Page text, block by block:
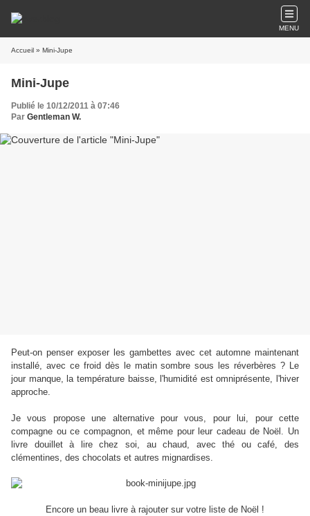
MENU
Accueil » Mini-Jupe
Mini-Jupe
Publié le 10/12/2011 à 07:46
Par Gentleman W.
Peut-on penser exposer les gambettes avec cet automne maintenant
installé, avec ce froid dès le matin sombre sous les réverbères ? Le
jour manque, la température baisse, l'humidité est omniprésente, l'hiver
approche.
Je vous propose une alternative pour vous, pour lui, pour cette
compagne ou ce compagnon, et même pour leur cadeau de Noël. Un
livre douillet à lire chez soi, au chaud, avec thé ou café, des
clémentines, des chocolats et autres mignardises.
Encore un beau livre à rajouter sur votre liste de Noël !